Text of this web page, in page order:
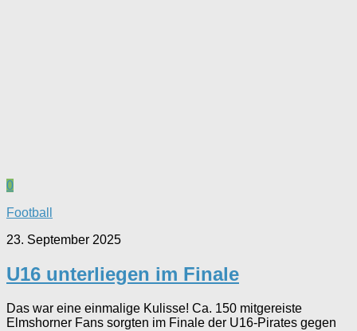
0
Football
23. September 2025
U16 unterliegen im Finale
Das war eine einmalige Kulisse! Ca. 150 mitgereiste
Elmshorner Fans sorgten im Finale der U16-Pirates gegen